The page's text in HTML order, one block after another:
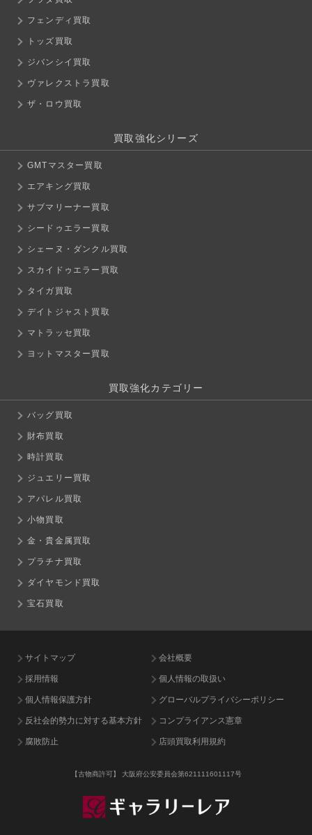
フェンディ買取
トッズ買取
ジバンシイ買取
ヴァレクストラ買取
ザ・ロウ買取
買取強化シリーズ
GMTマスター買取
エアキング買取
サブマリーナー買取
シードゥエラー買取
シェーヌ・ダンクル買取
スカイドゥエラー買取
タイガ買取
デイトジャスト買取
マトラッセ買取
ヨットマスター買取
買取強化カテゴリー
バッグ買取
財布買取
時計買取
ジュエリー買取
アパレル買取
小物買取
金・貴金属買取
プラチナ買取
ダイヤモンド買取
宝石買取
サイトマップ 会社概要
採用情報 個人情報の取扱い
個人情報保護方針 グローバルプライバシーポリシー
反社会的勢力に対する基本方針 コンプライアンス憲章
腐敗防止 店頭買取利用規約
【古物商許可】 大阪府公安委員会第621111601117号